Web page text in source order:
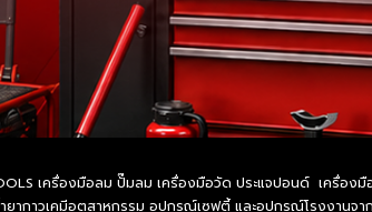
เครื่องมือลม ปั๊มลม เครื่องมือวัด ประแจปอนด์ เครื่อง
กาวเคมีอุตสาหกรรม อุปกรณ์เซฟตี้ และอุปกรณ์โรงงานจา